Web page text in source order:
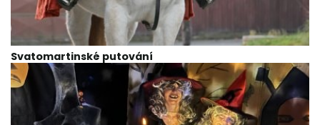
Svatomartinské putování